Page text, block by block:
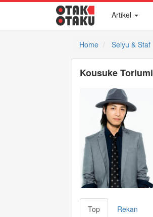
Artikel
Home Seiyu & Staf
Kousuke Toriumi
Top Rekan